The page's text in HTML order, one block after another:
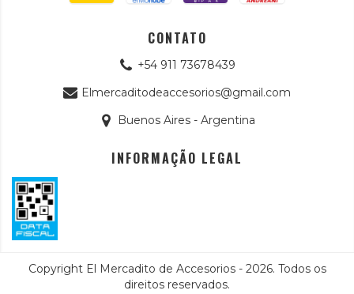
CONTATO
+54 911 73678439
Elmercaditodeaccesorios@gmail.com
Buenos Aires - Argentina
INFORMAÇÃO LEGAL
Copyright El Mercadito de Accesorios - 2026. Todos os
direitos reservados.